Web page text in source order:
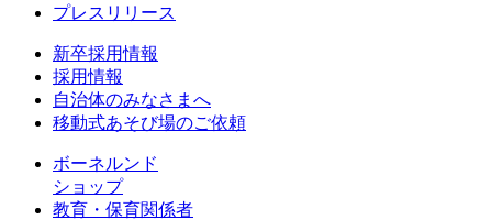
プレスリリース
新卒採用情報
採用情報
自治体のみなさまへ
移動式あそび場のご依頼
ボーネルンド
ショップ
教育・保育関係者